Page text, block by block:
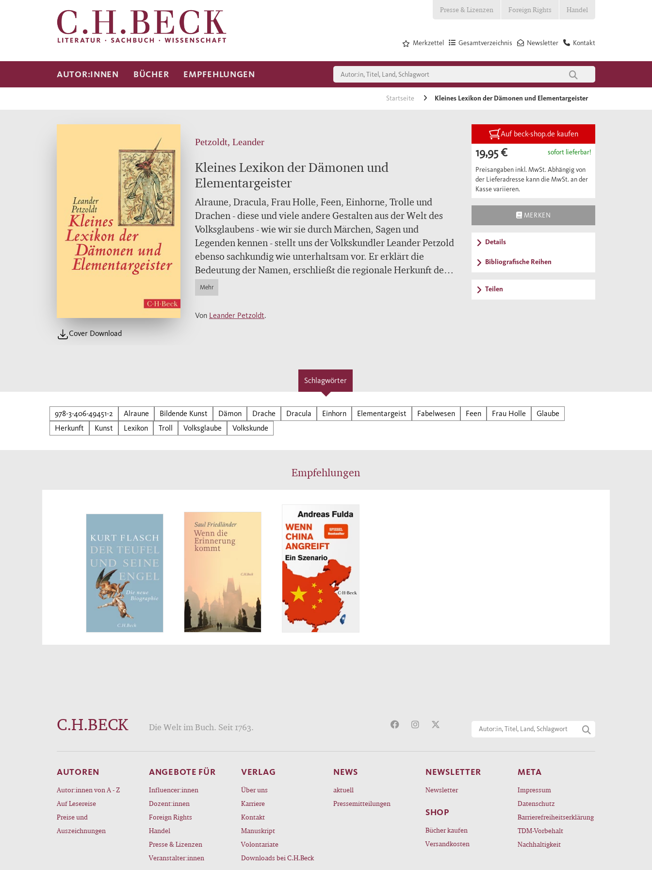
Presse & Lizenzen Foreign Rights Handel
Kontakt
Newsletter
Gesamtverzeichnis
Merkzettel
AUTOR:INNEN BÜCHER EMPFEHLUNGEN
Startseite Kleines Lexikon der Dämonen und Elementargeister
Cover Download
Petzoldt, Leander
Kleines Lexikon der Dämonen und
Elementargeister
Alraune, Dracula, Frau Holle, Feen, Einhorne, Trolle und
Drachen - diese und viele andere Gestalten aus der Welt des
Volksglaubens - wie wir sie durch Märchen, Sagen und
Legenden kennen - stellt uns der Volkskundler Leander Petzold
ebenso sachkundig wie unterhaltsam vor. Er erklärt die
Bedeutung der Namen, erschließt die regionale Herkunft des
Glaubens an die Elemantrgeister und erzählt, welche
Vorstellungen und Geschichten sich mit ihnen verbinden. Die
Stichworte sind alphabetisch angeordnet. Eine Vielzahl von
Mehr
Von Leander Petzoldt.
Auf beck-shop.de kaufen
19,95 € sofort lieferbar!
Preisangaben inkl. MwSt. Abhängig von
der Lieferadresse kann die MwSt. an der
Kasse variieren.
MERKEN
Details
Bibliografische Reihen
Teilen
Schlagwörter
978-3-406-49451-2 Alraune Bildende Kunst Dämon Drache Dracula Einhorn Elementargeist Fabelwesen Feen Frau Holle
Glaube
Herkunft
Kunst Lexikon Troll Volksglaube Volkskunde
Empfehlungen
C.H.BECK Die Welt im Buch. Seit 1763.
AUTOREN
Autor:innen von A - Z
Auf Lesereise
Preise und
Auszeichnungen
ANGEBOTE FÜR
Influencer:innen
Dozent:innen
Foreign Rights
Handel
Presse & Lizenzen
Veranstalter:innen
VERLAG
Über uns
Karriere
Kontakt
Manuskript
Volontariate
Downloads bei C.H.Beck
NEWS
aktuell
Pressemitteilungen
NEWSLETTER
Newsletter
SHOP
Bücher kaufen
Versandkosten
META
Impressum
Datenschutz
Barrierefreiheitserklärung
TDM-Vorbehalt
Nachhaltigkeit